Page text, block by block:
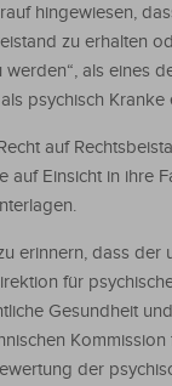
hingewiesen,
zu erhalten
werden“, als eines
psychisch
auf
auf Einsicht in ihre
erinnern, dass der
für
Gesundheit
Kommission
der